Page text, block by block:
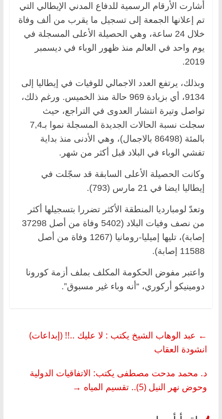
أشارت الأرقام الرسمية للدفاع المدني الإيطالي التي
تم إعلانها الجمعة إلى تسجيل ما يقرب من ألف وفاة
خلال 24 ساعة، وهي الحصيلة الأعلى المسجلة في
يوم واحد في العالم منذ ظهور الوباء في ديسمبر
2019.
وبذلك، يرتفع العدد الاجمالي للوفيات في إيطاليا إلى
9134، أي بزيادة 969 حالة منذ الخميس. ورغم ذلك،
تواصل وتيرة انتشار العدوى في التراجع، حيث
سجلت نسبة الحالات الجديدة المسجلة نموا بـ7,4
بالمئة (86498 بالاجمال)، وهي الأدنى منذ بداية
تفشي الوباء في البلاد قبل أكثر من شهر.
وكانت الحصيلة الأعلى السابقة قد سجّلت في
إيطاليا ايضا في 21 مارس (793).
وتعدّ لومبارديا المنطقة الأكثر تضررا بتسجيلها أكثر
من نصف وفيات البلاد (5402 وفاة من أصل 37298
إصابة)، تليها إميليا-رومانيا (1267 وفاة من أصل
11588 إصابة).
واعتبر مفوض الحكومة المكلف بملف أزمة كورونا
دومينيكو أركوري، “أنه وباء غير مسبوق”.
← عبد الوهاب الشيخ يكتب : لا عليك ..!! (إبداعات)
انشودة العقاب
د. محمد مدحت مصطفى يكتب: الاتفاقيات الدولية
وحوض نهر النيل (5).. تقسيم المياه
→